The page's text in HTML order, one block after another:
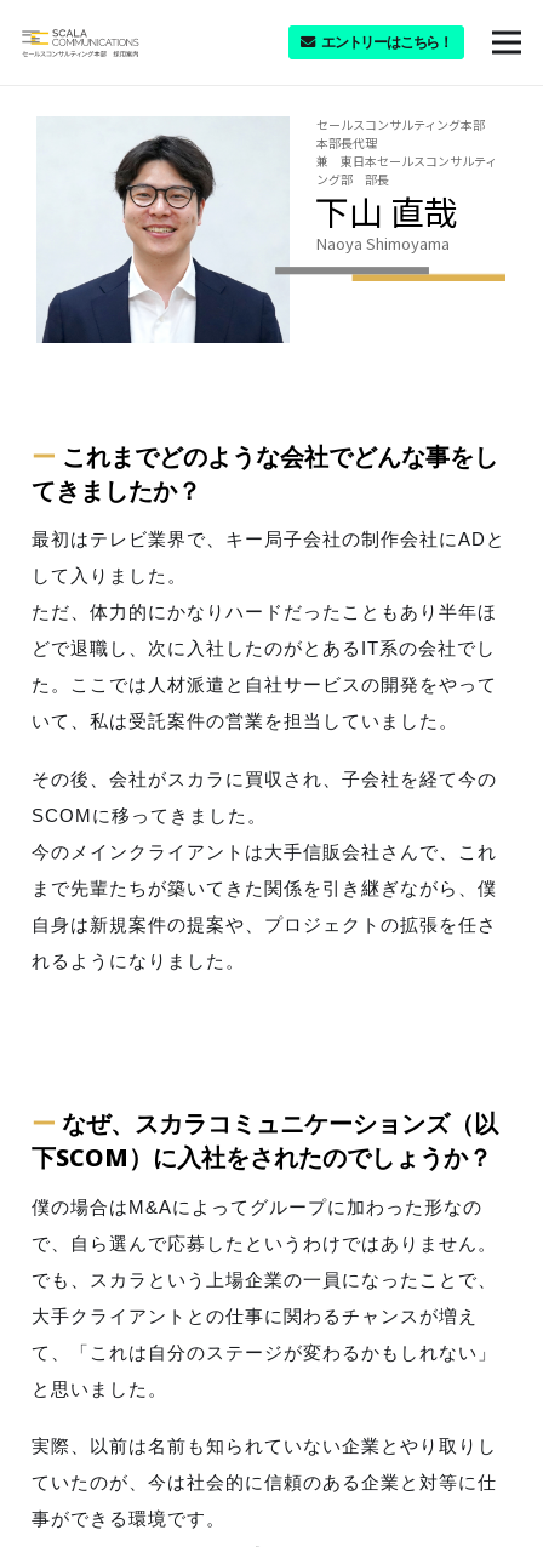
エントリーはこちら！
セールスコンサルティング本部
本部長代理
兼 東日本セールスコンサルティ
ング部 部長
下山 直哉
Naoya Shimoyama
ー これまでどのような会社でどんな事をし
てきましたか？
最初はテレビ業界で、キー局子会社の制作会社にADと
して入りました。
ただ、体力的にかなりハードだったこともあり半年ほ
どで退職し、次に入社したのがとあるIT系の会社でし
た。ここでは人材派遣と自社サービスの開発をやって
いて、私は受託案件の営業を担当していました。
その後、会社がスカラに買収され、子会社を経て今の
SCOMに移ってきました。
今のメインクライアントは大手信販会社さんで、これ
まで先輩たちが築いてきた関係を引き継ぎながら、僕
自身は新規案件の提案や、プロジェクトの拡張を任さ
れるようになりました。
ーなぜ、スカラコミュニケーションズ（以
下SCOM）に入社をされたのでしょうか？
僕の場合はM&Aによってグループに加わった形なの
で、自ら選んで応募したというわけではありません。
でも、スカラという上場企業の一員になったことで、
大手クライアントとの仕事に関わるチャンスが増え
て、「これは自分のステージが変わるかもしれない」
と思いました。
実際、以前は名前も知られていない企業とやり取りし
ていたのが、今は社会的に信頼のある企業と対等に仕
事ができる環境です。